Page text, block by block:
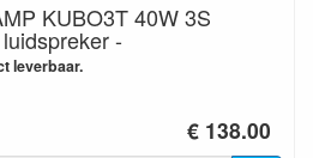
KUBO3T 40W 3S
-
leverbaar.
€ 138.00